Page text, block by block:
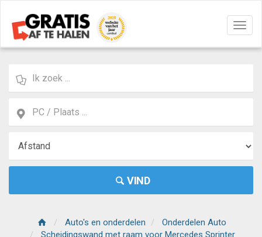
aan/
VIND
Auto's en onderdelen
Onderdelen Auto
Scheidingswand met raam voor Mercedes Sprinter